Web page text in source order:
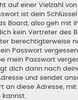
auf einer Vielzahl
ist dein
Board, also geh mit
kein Vertreter des
berechtigterweise
Passwort
mein Passwort
dich dann nach
und sendet
an diese Adresse,
kannst.